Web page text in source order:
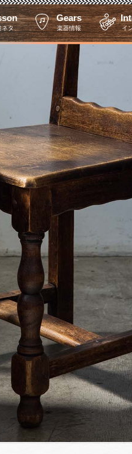
ネタ
Gears
楽器情報 イ